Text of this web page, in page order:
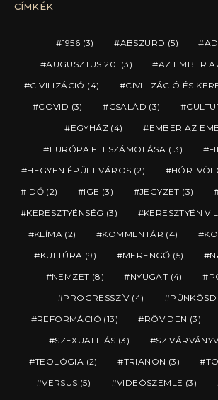
CÍMKÉK
1956 (3) ABSZURD (5)
AUGUSZTUS 20. (3) AZ EMBER
CIVILIZÁCIÓ (4) CIVILIZÁCIÓ ÉS
COVID (3) CSALÁD (3)
EGYHÁZ (4) EMBER AZ
EURÓPA FELSZÁMOLÁSA (13)
HEGYEN ÉPÜLT VÁROS (2) HÓR-
IDŐ (2) IGE (3) JEGYZET (3)
KERESZTYÉNSÉG (3) KERESZTYÉN
KLÍMA(2) KOMMENTÁR (4)
KULTÚRA (9) MERENGŐ (5)
NEMZET (8) NYUGAT (4)
PROGRESSZÍV(4) PÜNKÖSD
REFORMÁCIÓ (13) RÖVIDEN (3)
SZEXUALITÁS (3)
TEOLÓGIA (2) TRIANON (3)
VERSUS (5) VIDEÓSZEMLE (3)